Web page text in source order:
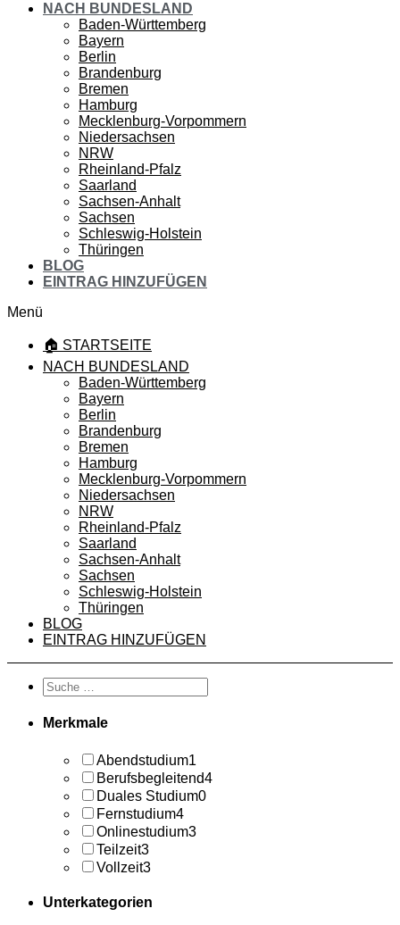
NACH BUNDESLAND
Baden-Württemberg
Bayern
Berlin
Brandenburg
Bremen
Hamburg
Mecklenburg-Vorpommern
Niedersachsen
NRW
Rheinland-Pfalz
Saarland
Sachsen-Anhalt
Sachsen
Schleswig-Holstein
Thüringen
BLOG
EINTRAG HINZUFÜGEN
Menü
🏠 STARTSEITE
NACH BUNDESLAND
Baden-Württemberg
Bayern
Berlin
Brandenburg
Bremen
Hamburg
Mecklenburg-Vorpommern
Niedersachsen
NRW
Rheinland-Pfalz
Saarland
Sachsen-Anhalt
Sachsen
Schleswig-Holstein
Thüringen
BLOG
EINTRAG HINZUFÜGEN
Merkmale
Abendstudium1
Berufsbegleitend4
Duales Studium0
Fernstudium4
Onlinestudium3
Teilzeit3
Vollzeit3
Unterkategorien